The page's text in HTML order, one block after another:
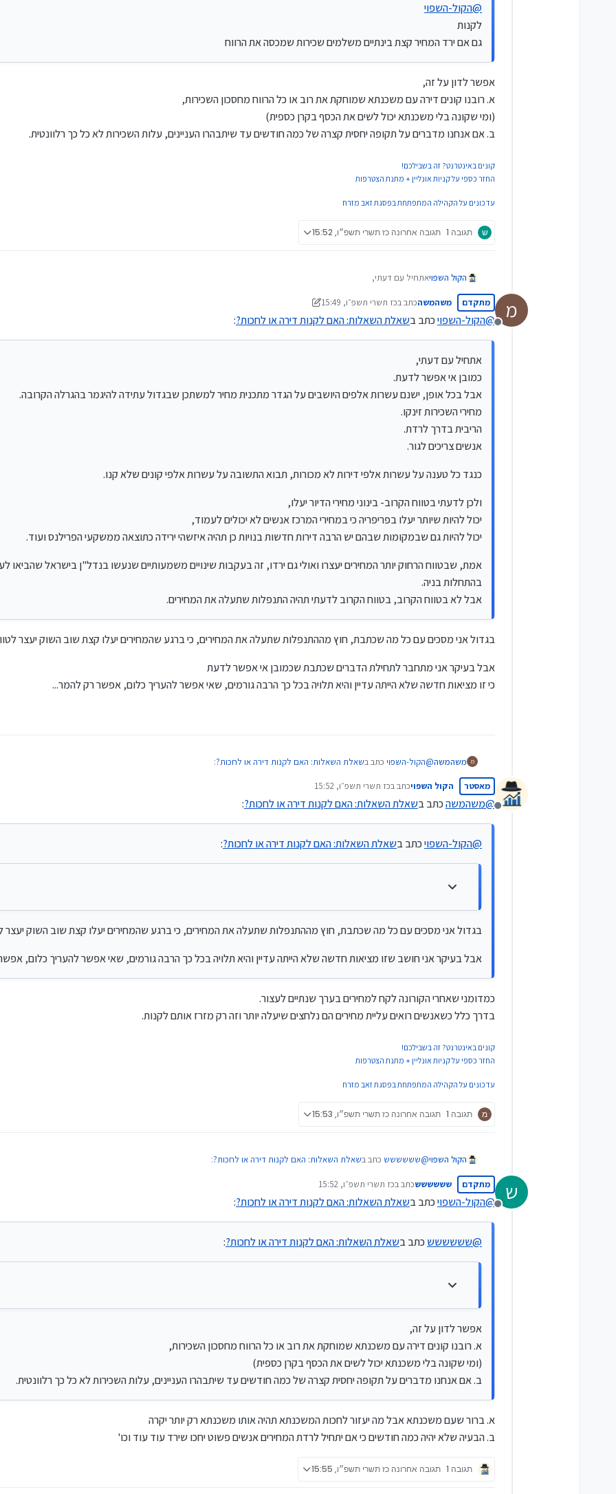
@הקול-השפוי
לקנות
גם אם ירד המחיר קצת בינתיים משלמים שכירות שמכסה את הרווח
אפשר לדון על זה,
א. רובנו קונים דירה עם משכנתא שמוחקת את רוב או כל הרווח מחסכון השכירות,
(ומי שקונה בלי משכנתא יכול לשים את הכסף בקרן כספית)
ב. אם אנחנו מדברים על תקופה יחסית קצרה של כמה חודשים עד שיתבהרו העניינים, עלות השכירות לא כל כך רלוונטית.
קונים באינטרנט? זה בשבילכם!
החזר כספי על קניות אונליין + מתנת הצטרפות
עדכונים על הקהילה המתפתחת בפסגת זאב מזרח
ש תגובה 1 תגובה אחרונה כז תשרי תשפ״ו, 15:52
הקול השפויאתחיל עם דעתי,
אבל בכל אופן, ישנם עשרות אלפים היושבים על הגדר מתכנית מחיר למשתכן שבגדול עתידה להיגמר בהגרלה הקרובה.
מחירי השכירות זינקו.
אנשים צריכים לגור.
כנגד כל טענה על עשרות אלפי דירות לא מכורות, תבוא התשובה על עשרות אלפי קונים שלא קנו.
יכול להיות שיותר יעלו בפריפריה כי במחירי המרכז אנשים לא יכולים לעמוד,
יכול להיות גם שבמקומות שבהם יש הרבה דירות חדשות בנויות כן תהיה איזשהי ירידה כתוצאה ממשקעי הפרילנס ועוד.
אמת, שבטווח הרחוק יותר המחירים יעצרו ואולי גם ירדו, זה בעקבות שינויים משמעותיים שנעשו בנדל"ן בישראל שהביאו לעלייה
אבל לא בטווח הקרוב, בטווח הקרוב לדעתי תהיה התנפלות שתעלה את המחירים.
מ
מנותק
מתקדם משהמשהכתב בכז תשרי תשפ״ו, 15:49
נערך לאחרונה על ידי משהמשה
@הקול-השפויכתב בשאלת השאלות: האם לקנות דירה או לחכות?:
אתחיל עם דעתי,
כמובן אי אפשר לדעת.
אבל בכל אופן, ישנם עשרות אלפים היושבים על הגדר מתכנית מחיר למשתכן שבגדול עתידה להיגמר בהגרלה הקרובה.
מחירי השכירות זינקו.
הריבית בדרך לרדת.
אנשים צריכים לגור.
כנגד כל טענה על עשרות אלפי דירות לא מכורות, תבוא התשובה על עשרות אלפי קונים שלא קנו.
ולכן לדעתי בטווח הקרוב- בינוני מחירי הדיור יעלו,
יכול להיות שיותר יעלו בפריפריה כי במחירי המרכז אנשים לא יכולים לעמוד,
יכול להיות גם שבמקומות שבהם יש הרבה דירות חדשות בנויות כן תהיה איזשהי ירידה כתוצאה ממשקעי הפרילנס ועוד.
אמת, שבטווח הרחוק יותר המחירים יעצרו ואולי גם ירדו, זה בעקבות שינויים משמעותיים שנעשו בנדל"ן בישראל שהביאו
בהתחלות בניה.
אבל לא בטווח הקרוב, בטווח הקרוב לדעתי תהיה התנפלות שתעלה את המחירים.
בגדול אני מסכים עם כל מה שכתבת, חוץ מההתנפלות שתעלה את המחירים, כי ברגע שהמחירים יעלו קצת שוב השוק יעצר
אבל בעיקר אני מתחבר לתחילת הדברים שכתבת שכמובן אי אפשר לדעת
כי זו מציאות חדשה שלא הייתה עדיין והיא תלויה בכל כך הרבה גורמים, שאי אפשר להעריך כלום, אפשר רק להמר...
מ משהמשה@הקול-השפוי כתב בשאלת השאלות: האם לקנות דירה או לחכות?:
אתחיל עם דעתי,
כמובן אי אפשר לדעת.
אבל בכל אופן, ישנם עשרות אלפים היושבים על הגדר מתכנית מחיר למשתכן שבגדול עתידה להיגמר בהגרלה הקרובה.
מחירי השכירות זינקו.
הריבית בדרך לרדת.
ולכן לדעתי בטווח הקרוב- בינוני מחירי הדיור יעלו,
יכול להיות שיותר יעלו בפריפריה כי במחירי המרכז אנשים לא יכולים לעמוד,
אבל לא בטווח הקרוב, בטווח הקרוב לדעתי תהיה התנפלות שתעלה את המחירים.
אבל בעיקר אני מתחבר לתחילת הדברים שכתבת שכמובן אי אפשר לדעת
מנותק
מאסטר הקול השפויכתב בכז תשרי תשפ״ו, 15:52
נערך לאחרונה על ידי
@משהמשהכתב בשאלת השאלות: האם לקנות דירה או לחכות?:
@הקול-השפויכתב בשאלת השאלות: האם לקנות דירה או לחכות?:
בגדול אני מסכים עם כל מה שכתבת, חוץ מההתנפלות שתעלה את המחירים, כי ברגע שהמחירים יעלו קצת שוב השוק יעצר
אבל בעיקר אני חושב שזו מציאות חדשה שלא הייתה עדיין והיא תלויה בכל כך הרבה גורמים, שאי אפשר להעריך כלום,
כמדומני שאחרי הקורונה לקח למחירים בערך שנתיים לעצור.
בדרך כלל כשאנשים רואים עליית מחירים הם נלחצים שיעלה יותר וזה רק מזרז אותם לקנות.
קונים באינטרנט? זה בשבילכם!
החזר כספי על קניות אונליין + מתנת הצטרפות
עדכונים על הקהילה המתפתחת בפסגת זאב מזרח
מ תגובה 1 תגובה אחרונה כז תשרי תשפ״ו, 15:53
הקול השפוי@שששששש כתב בשאלת השאלות: האם לקנות דירה או לחכות?:
@הקול-השפוי
לקנות
גם אם ירד המחיר קצת בינתיים משלמים שכירות שמכסה את הרווח
א. רובנו קונים דירה עם משכנתא שמוחקת את רוב או כל הרווח מחסכון השכירות,
(ומי שקונה בלי משכנתא יכול לשים את הכסף בקרן כספית)
ש
מנותק
מתקדם ששששששכתב בכז תשרי תשפ״ו, 15:52
נערך לאחרונה על ידי
@הקול-השפויכתב בשאלת השאלות: האם לקנות דירה או לחכות?:
@ששששששכתב בשאלת השאלות: האם לקנות דירה או לחכות?:
אפשר לדון על זה,
א. רובנו קונים דירה עם משכנתא שמוחקת את רוב או כל הרווח מחסכון השכירות,
(ומי שקונה בלי משכנתא יכול לשים את הכסף בקרן כספית)
ב. אם אנחנו מדברים על תקופה יחסית קצרה של כמה חודשים עד שיתבהרו העניינים, עלות השכירות לא כל כך רלוונטית.
א. ברור שעם משכנתא אבל מה יעזור לחכות המשכנתא תהיה אותו משכנתא רק יותר יקרה
ב. הבעיה שלא יהיה כמה חודשים כי אם יתחיל לרדת המחירים אנשים פשוט יחכו שירד עוד עוד וכו'
תגובה 1 תגובה אחרונה כז תשרי תשפ״ו, 15:55